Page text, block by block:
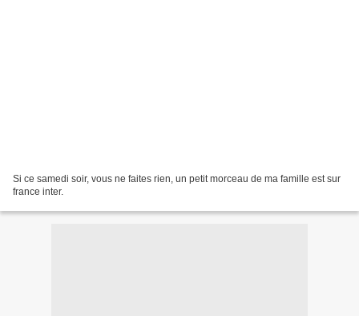
Si ce samedi soir, vous ne faites rien, un petit morceau de ma famille est sur
france inter.